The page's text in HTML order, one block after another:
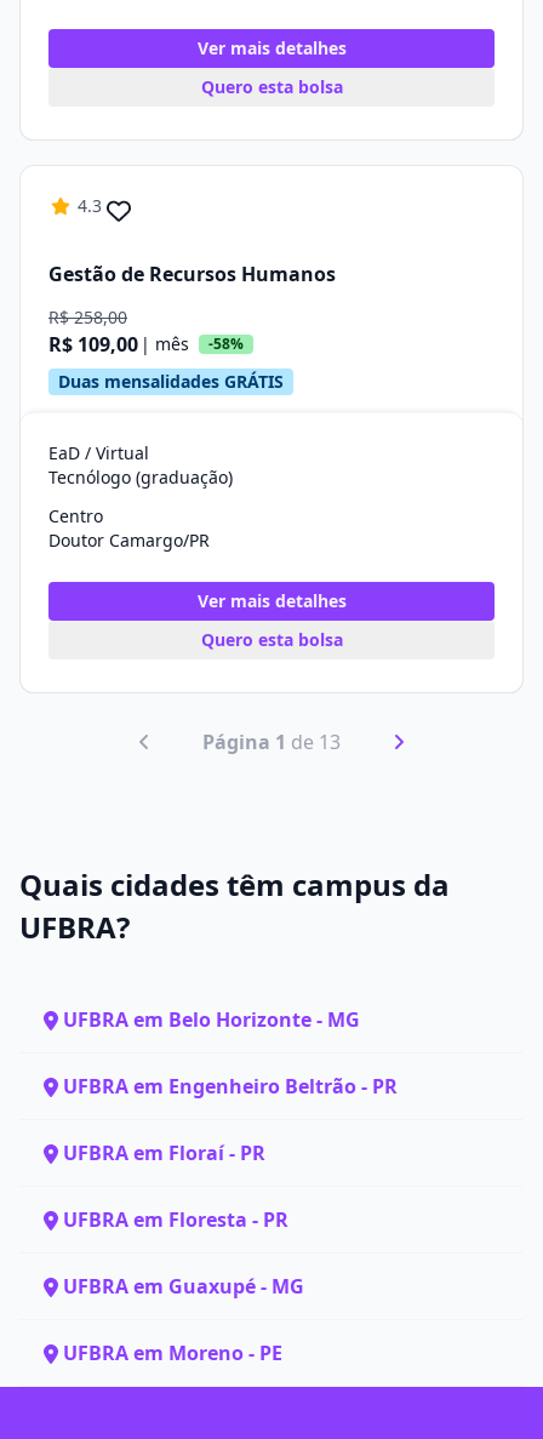
Ver mais detalhes
Quero esta bolsa
4.3
Gestão de Recursos Humanos
R$ 258,00
R$ 109,00 | mês -58%
Duas mensalidades GRÁTIS
EaD / Virtual
Tecnólogo (graduação)
Centro
Doutor Camargo/PR
Ver mais detalhes
Quero esta bolsa
Página 1 de 13
Quais cidades têm campus da
UFBRA?
UFBRA em Belo Horizonte - MG
UFBRA em Engenheiro Beltrão - PR
UFBRA em Floraí - PR
UFBRA em Floresta - PR
UFBRA em Guaxupé - MG
UFBRA em Moreno - PE